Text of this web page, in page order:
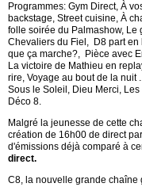
Programmes: Gym Direct, À
backstage, Street cuisine, À
folle soirée du Palmashow, Le
Chevaliers du Fiel, D8 part
que ça marche?, Pièce avec
La victoire de Mathieu en
rire, Voyage au bout de la nuit
Sous le Soleil, Dieu Merci,
Déco 8.
Malgré la jeunesse de cette
création de 16h00 de direct
d'émissions déjà comparé à
direct.
C8, la nouvelle grande chaîne